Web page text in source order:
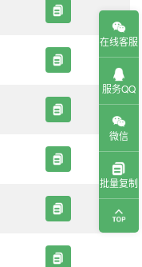
在线客服
服务QQ
微信
批量复制